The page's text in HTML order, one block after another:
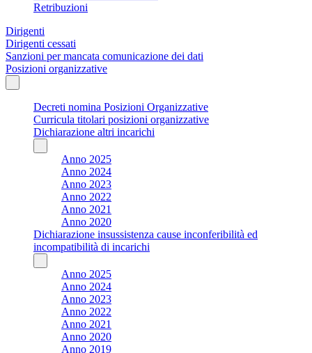
Retribuzioni
Dirigenti
Dirigenti cessati
Sanzioni per mancata comunicazione dei dati
Posizioni organizzative
Decreti nomina Posizioni Organizzative
Curricula titolari posizioni organizzative
Dichiarazione altri incarichi
Anno 2025
Anno 2024
Anno 2023
Anno 2022
Anno 2021
Anno 2020
Dichiarazione insussistenza cause inconferibilità ed
incompatibilità di incarichi
Anno 2025
Anno 2024
Anno 2023
Anno 2022
Anno 2021
Anno 2020
Anno 2019